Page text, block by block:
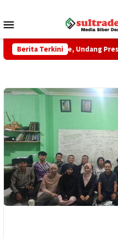
konten
Mobile
Berita Terkini
Marine, Undang Presiden